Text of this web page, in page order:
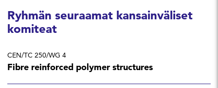
Ryhmän seuraamat kansainväliset
komiteat
CEN/TC 250/WG 4
Fibre reinforced polymer structures